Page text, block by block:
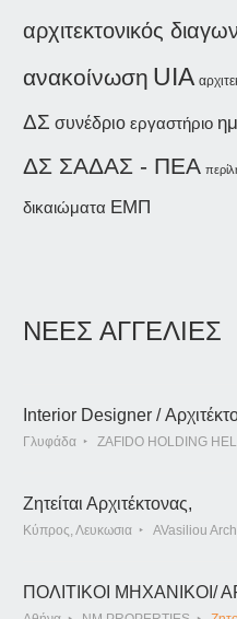
αρχιτεκτονικός
ανακοίνωση UIA
ΔΣ συνέδριο εργαστήριο
ΔΣ ΣΑΔΑΣ - ΠΕΑ
δικαιώματα ΕΜΠ
ΝΕΕΣ ΑΓΓΕΛΙΕΣ
Interior Designer /
Γλυφάδα ZAFIDO HOLDING
Ζητείται Αρχιτέκτονας,
Κύπρος, Λευκωσια AVasiliou
ΠΟΛΙΤΙΚΟΙ ΜΗΧΑΝΙΚΟΙ/